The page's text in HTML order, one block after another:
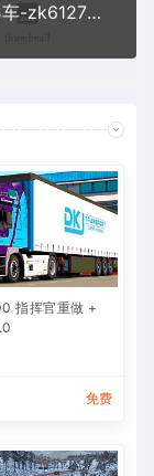
宇通客车-zk6127hwp卧铺 南充-广州1.44s
指挥官重做 +
免费